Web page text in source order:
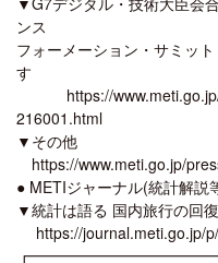
ンス
フォーメーション・サミッ
す
https://www.meti.go.jp/
216001.html
▼その他
https://www.meti.go.jp/
● METIジャーナル(統計解説
▼統計は語る 国内旅行の回
https://journal.meti.go.jp/